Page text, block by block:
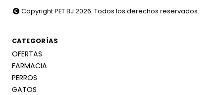
Copyright PET BJ 2026. Todos los derechos reservados.
CATEGORÍAS
OFERTAS
FARMACIA
PERROS
GATOS